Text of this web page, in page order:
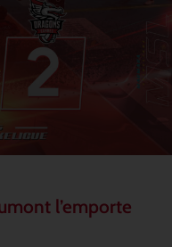
l’emporte